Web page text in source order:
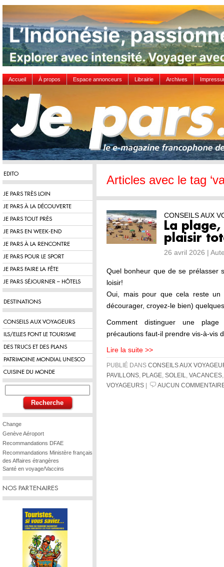
Accueil À propos Espace annonceurs Librairie Archives
EDITO
JE PARS TRÈS LOIN
JE PARS À LA DÉCOUVERTE
JE PARS TOUT PRÈS
JE PARS EN WEEK-END
JE PARS À LA RENCONTRE
JE PARS POUR LE SPORT
JE PARS FAIRE LA FÊTE
JE PARS SÉJOURNER – HÔTELS
DESTINATIONS
CONSEILS AUX VOYAGEURS
ILS/ELLES FONT LE TOURISME
DES TRUCS ET DES PLANS
PATRIMOINE MONDIAL UNESCO
CUISINE DU MONDE
Change
Genève Aéroport
Recommandations DFAE
Recommandations Ministère français
des Affaires étrangères
Santé en voyage/Vaccins
NOS PARTENAIRES
Articles avec le tag
CONSEILS AUX
La
plaisir
26 avril 2026 |
Quel bonheur que de se prélasser
loisir!
Oui, mais pour que cela reste
décourager, croyez-le bien)
Comment distinguer une
précautions faut-il prendre vis-à-vis
Lire la suite >>
PUBLIÉ DANS CONSEILS AUX
PAVILLONS
PLAGE SOLEIL VACANCES
VOYAGEURS
AUCUN